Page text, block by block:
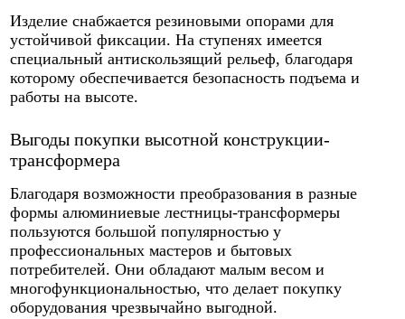
Изделие снабжается резиновыми опорами для
устойчивой фиксации. На ступенях имеется
специальный антискользящий рельеф, благодаря
которому обеспечивается безопасность подъема и
работы на высоте.
Выгоды покупки высотной конструкции-
трансформера
Благодаря возможности преобразования в разные
формы алюминиевые лестницы-трансформеры
пользуются большой популярностью у
профессиональных мастеров и бытовых
потребителей. Они обладают малым весом и
многофункциональностью, что делает покупку
оборудования чрезвычайно выгодной.